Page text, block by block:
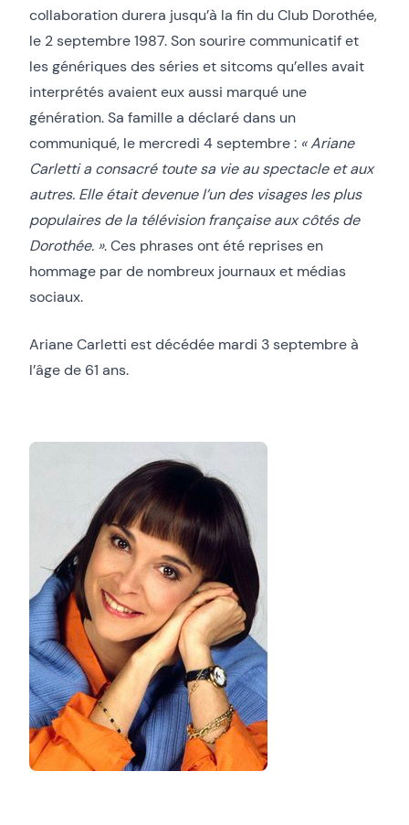
collaboration durera jusqu’à la fin du Club Dorothée,
le 2 septembre 1987. Son sourire communicatif et
les génériques des séries et sitcoms qu’elles avait
interprétés avaient eux aussi marqué une
génération. Sa famille a déclaré dans un
communiqué, le mercredi 4 septembre : « Ariane
Carletti a consacré toute sa vie au spectacle et aux
autres. Elle était devenue l’un des visages les plus
populaires de la télévision française aux côtés de
Dorothée. ». Ces phrases ont été reprises en
hommage par de nombreux journaux et médias
sociaux.
Ariane Carletti est décédée mardi 3 septembre à
l’âge de 61 ans.